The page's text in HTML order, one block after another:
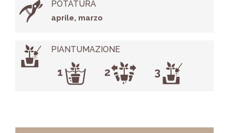
POTATURA
aprile, marzo
PIANTUMAZIONE